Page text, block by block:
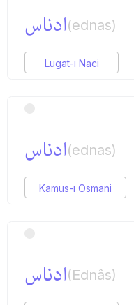
ادناس(ednas)
Lugat-ı Naci
ادناس(ednas)
Kamus-ı Osmani
ادناس(Ednâs)